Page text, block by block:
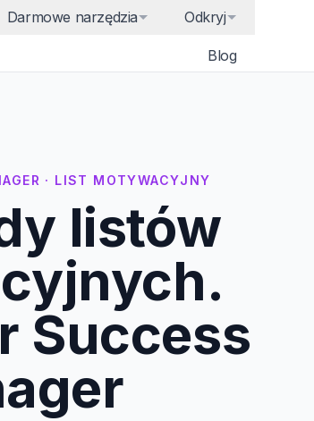
Darmowe narzędzia Odkryj
Blog
· LIST MOTYWACYJNY
listów
Success